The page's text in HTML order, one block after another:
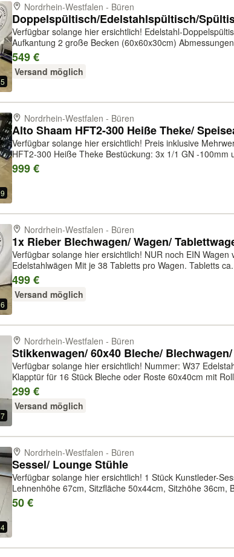
5
Nordrhein-Westfalen - Büren
Verfügbar solange hier ersichtlich! Edelstahl-Doppelspültisch hinten mit
Aufkantung 2 große Becken (60x60x30cm)
140x80x84cm (Höhe hinten zzgl. Aufkantung von 5cm) Speditionsversand
189€ Preis inklusive Mehrwertsteuer
549 €
Versand möglich
9
Nordrhein-Westfalen - Büren
Verfügbar solange hier ersichtlich! Preis inklusive Mehrwertsteuer! Model:
HFT2-300 Heiße Theke Bestückung: 3x 1/1 GN -100mm
Unterteilungen heizen ohne Wasserzugabe 230V, 2910
Wärmelampen von oben mit raus nehmbarem Spiegelgla...
999 €
6
Nordrhein-Westfalen - Büren
Verfügbar solange hier ersichtlich! NUR noch EIN Wagen verfügbar!!
Edelstahlwägen Mit je 38 Tabletts pro Wagen. Tabletts
Wagen hat 22 Einschubleisten mit 4 Rollen, 2 feststellbar Abmessungen
(BxTxH): 78x56x164,5cm (mit Stoßkan...
499 €
Versand möglich
7
Nordrhein-Westfalen - Büren
Verfügbar solange hier ersichtlich! Nummer: W37 Edelstahl Blechwagen mit
Klapptür für 16 Stück Bleche oder Roste 60x40cm mit Rollen
(BxTxH): ca. 46,5x63,5x165,5cm Speditionsversand 220€ Preis inklusive
Mehrwertsteuer
299 €
Versand möglich
4
Nordrhein-Westfalen - Büren
Sessel/ Lounge Stühle
Verfügbar solange hier ersichtlich! 1 Stück Kunstleder-Sessel - 1 Sessel
Lehnenhöhe 67cm, Sitzfläche 50x44cm, Sitzhöhe 36cm,
50 €